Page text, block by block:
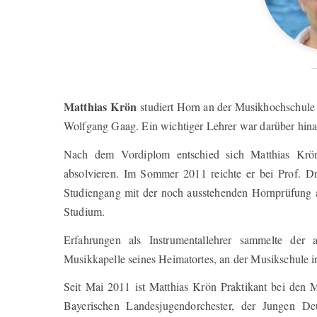
Matthias Krön studiert Horn an der
Wolfgang Gaag. Ein wichtiger Lehrer war darüber
Nach dem Vordiplom entschied sich Matthias
absolvieren. Im Sommer 2011 reichte er bei Prof.
Studiengang mit der noch ausstehenden
Studium.
Erfahrungen als Instrumentallehrer sammelte
Musikkapelle seines Heimatortes, an der Musikschule
Seit Mai 2011 ist Matthias Krön Praktikant bei den
Bayerischen Landesjugendorchester, der Jungen